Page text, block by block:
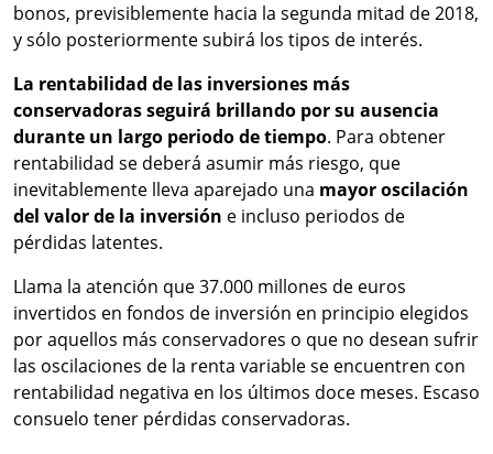
bonos, previsiblemente hacia la segunda mitad de 2018,
y sólo posteriormente subirá los tipos de interés.
La rentabilidad de las inversiones más
conservadoras seguirá brillando por su ausencia
durante un largo periodo de tiempo. Para obtener
rentabilidad se deberá asumir más riesgo, que
inevitablemente lleva aparejado una mayor oscilación
del valor de la inversión e incluso periodos de
pérdidas latentes.
Llama la atención que 37.000 millones de euros
invertidos en fondos de inversión en principio elegidos
por aquellos más conservadores o que no desean sufrir
las oscilaciones de la renta variable se encuentren con
rentabilidad negativa en los últimos doce meses. Escaso
consuelo tener pérdidas conservadoras.